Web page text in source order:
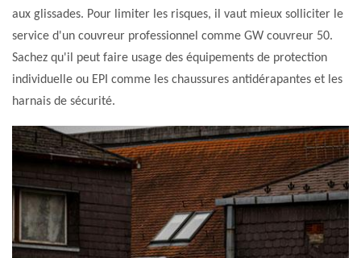
aux glissades. Pour limiter les risques, il vaut mieux solliciter le
service d'un couvreur professionnel comme GW couvreur 50.
Sachez qu'il peut faire usage des équipements de protection
individuelle ou EPI comme les chaussures antidérapantes et les
harnais de sécurité.